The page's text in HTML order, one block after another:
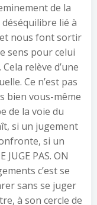
de la
lié à
nous font sortir
sens pour celui
relève d’une
Ce n’est pas
bien vous-même
de la voie du
si un jugement
si un
PAS. ON
c’est se
sans se juger
à son cercle de